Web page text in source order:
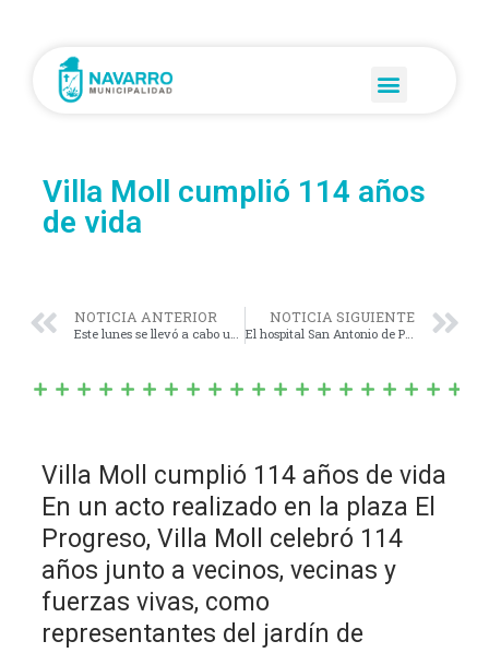
Villa Moll cumplió 114 años
de vida
NOTICIA ANTERIOR
Este lunes se llevó a cabo una reunión en el salón de actos de la municipalidad con padres, madres y alumnos ingresantes en este 2022 a la casa del estudiante de Navarro en La Plata.
NOTICIA SIGUIENTE
El hospital San Antonio de Padua cuenta con un servicio de emergencia de excelencia
Villa Moll cumplió 114 años de vida
En un acto realizado en la plaza El
Progreso, Villa Moll celebró 114
años junto a vecinos, vecinas y
fuerzas vivas, como
representantes del jardín de